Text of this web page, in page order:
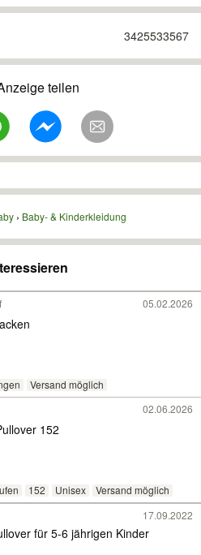
3425533567
teilen
Baby- & Kinderkleidung
05.02.2026
Versand möglich
02.06.2026
152
152 Unisex Versand möglich
17.09.2022
für 5-6 jährigen Kinder